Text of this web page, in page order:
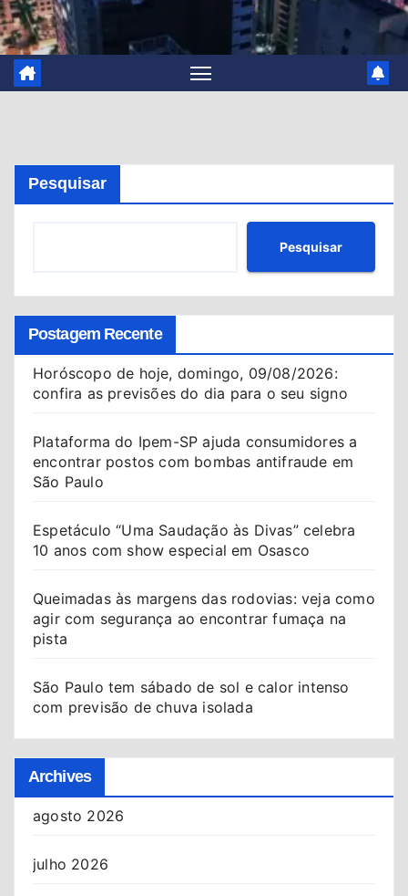
Pesquisar
Pesquisar
Postagem Recente
Horóscopo de hoje, domingo, 09/08/2026:
confira as previsões do dia para o seu signo
Plataforma do Ipem-SP ajuda consumidores a
encontrar postos com bombas antifraude em
São Paulo
Espetáculo “Uma Saudação às Divas” celebra
10 anos com show especial em Osasco
Queimadas às margens das rodovias: veja como
agir com segurança ao encontrar fumaça na
pista
São Paulo tem sábado de sol e calor intenso
com previsão de chuva isolada
Archives
agosto 2026
julho 2026